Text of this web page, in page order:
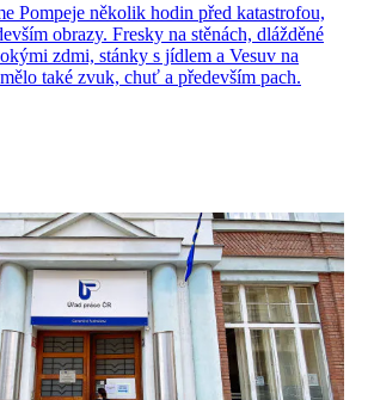
Pompeje několik hodin před katastrofou,
obrazy. Fresky na stěnách, dlážděné
zdmi, stánky s jídlem a Vesuv na
také zvuk, chuť a především pach.